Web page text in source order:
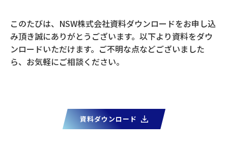
このたびは、NSW株式会社資料ダウンロードをお申し込
み頂き誠にありがとうございます。 以下より資料をダウ
ンロードいただけます。ご不明な点などございました
ら、お気軽にご相談ください。
資料ダウンロード